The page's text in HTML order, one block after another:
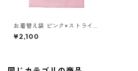
お着替え袋 ピンク×ストライプ
85-73051-1
¥2,100